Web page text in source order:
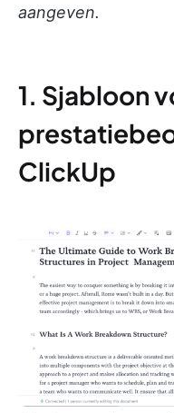
aangeven.
1. Sjabloon
ClickUp